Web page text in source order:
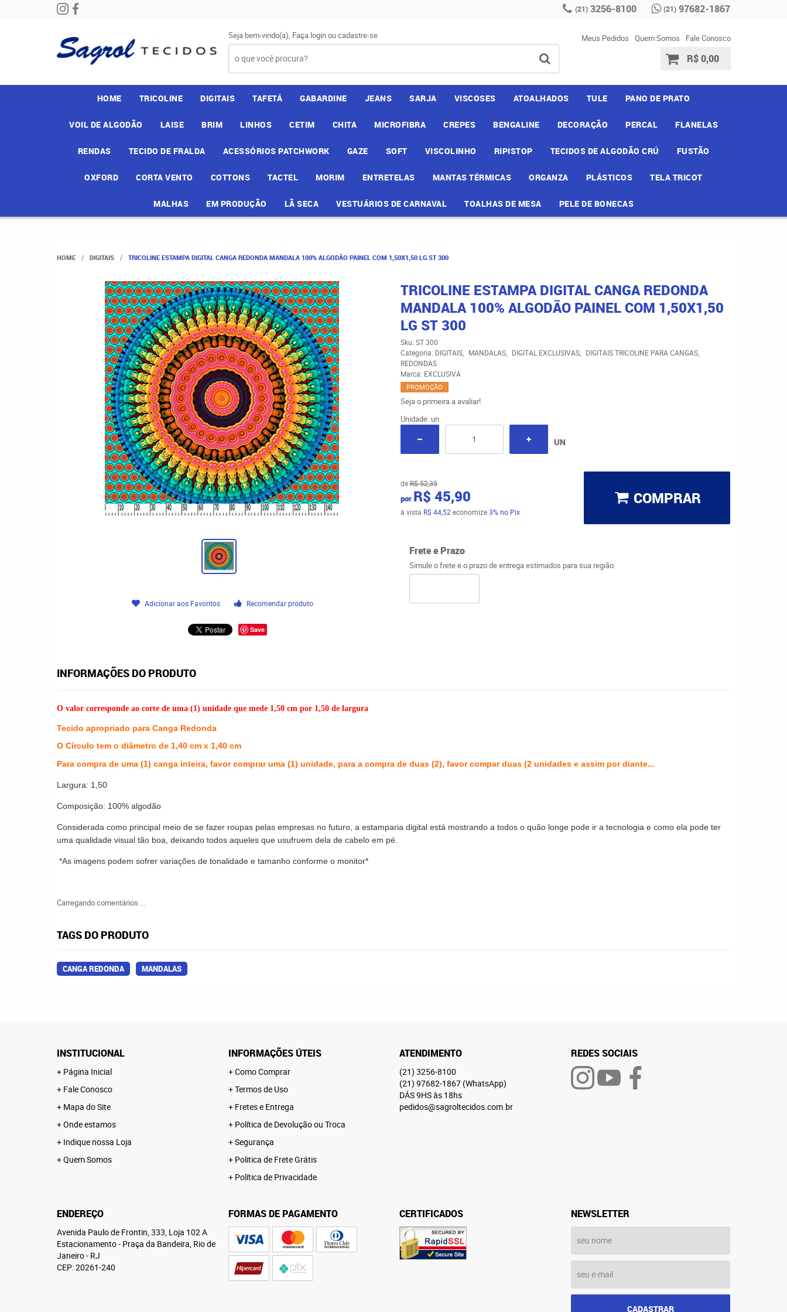
(21) 3256-8100 (21) 97682-1867
Seja bem-vindo(a), Faça loginoucadastre-se Meus Pedidos Quem Somos Fale Conosco
R$ 0,00
HOME TRICOLINE DIGITAIS TAFETÁ GABARDINE JEANS SARJA VISCOSES ATOALHADOS TULE PANO DE PRATO
VOIL DE ALGODÃO LAISE BRIM LINHOS CETIM CHITA MICROFIBRA CREPES BENGALINE DECORAÇÃO PERCAL FLANELAS
RENDAS TECIDO DE FRALDA ACESSÓRIOS PATCHWORK GAZE SOFT VISCOLINHO RIPISTOP TECIDOS DE ALGODÃO CRÚ FUSTÃO
OXFORD CORTA VENTO COTTONS TACTEL MORIM ENTRETELAS MANTAS TÉRMICAS ORGANZA PLÁSTICOS TELA TRICOT
MALHAS EM PRODUÇÃO LÃ SECA VESTUÁRIOS DE CARNAVAL TOALHAS DE MESA PELE DE BONECAS
HOME DIGITAIS TRICOLINE ESTAMPA DIGITAL CANGA REDONDA MANDALA 100% ALGODÃO PAINEL COM 1,50X1,50 LG ST 300
Adicionar aos Favoritos Recomendar produto
Save
TRICOLINE ESTAMPA DIGITAL CANGA REDONDA
MANDALA 100% ALGODÃO PAINEL COM 1,50X1,50
LG ST 300
Sku: ST 300
Categoria: DIGITAIS MANDALAS DIGITAL EXCLUSIVAS
DIGITAIS TRICOLINE PARA CANGAS
REDONDAS
Marca: EXCLUSIVA
PROMOÇÃO
Seja o primeira a avaliar!
Unidade: un
UN
deR$ 52,35
por R$ 45,90
à vista R$ 44,52 economize3% no Pix
COMPRAR
Frete e Prazo
Simule o frete e o prazo de entrega estimados para sua região:
INFORMAÇÕES DO PRODUTO
O valor corresponde ao corte de uma (1) unidade que mede 1,50 cm por 1,50 de largura
Tecido apropriado para Canga Redonda
O Círculo tem o diâmetro de 1,40 cm x 1,40 cm
Para compra de uma (1) canga inteira, favor comprar uma (1) unidade, para a compra de duas (2), favor compar duas (2 unidades e assim por diante...
Largura: 1,50
Composição: 100% algodão
Considerada como principal meio de se fazer roupas pelas empresas no futuro, a estamparia digital está mostrando a todos o quão longe pode ir a tecnologia e como ela pode ter
uma qualidade visual tão boa, deixando todos aqueles que usufruem dela de cabelo em pé.
*As imagens podem sofrer variações de tonalidade e tamanho conforme o monitor*
Carregando comentários ...
TAGS DO PRODUTO
CANGA REDONDA MANDALAS
INSTITUCIONAL
Página Inicial
Fale Conosco
Mapa do Site
Onde estamos
Indique nossa Loja
Quem Somos
INFORMAÇÕES ÚTEIS
Como Comprar
Termos de Uso
Fretes e Entrega
Política de Devolução ou Troca
Segurança
Politica de Frete Grátis
Política de Privacidade
ATENDIMENTO
(21) 3256-8100
(21) 97682-1867 (WhatsApp)
DÁS 9HS às 18hs
pedidos@sagroltecidos.com.br
REDES SOCIAIS
ENDEREÇO
Avenida Paulo de Frontin, 333, Loja 102 A
Estacionamento- Praça da Bandeira, Rio de
Janeiro- RJ
CEP: 20261-240
FORMAS DE PAGAMENTO CERTIFICADOS NEWSLETTER
CADASTRAR